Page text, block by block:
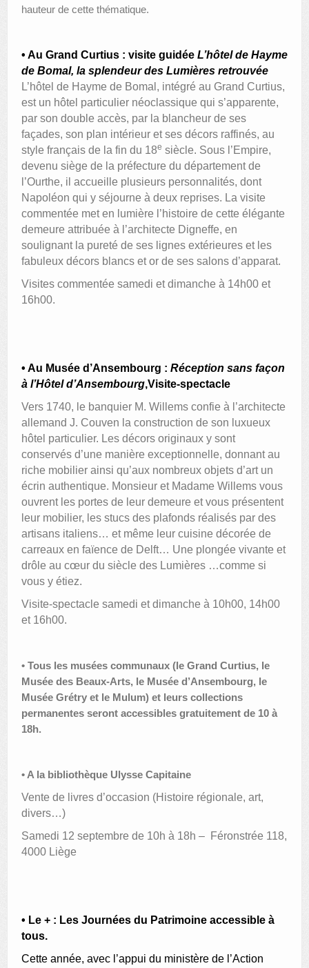
hauteur de cette thématique.
• Au Grand Curtius : visite guidée L’hôtel de Hayme
de Bomal, la splendeur des Lumières retrouvée
L’hôtel de Hayme de Bomal, intégré au Grand Curtius,
est un hôtel particulier néoclassique qui s’apparente,
par son double accès, par la blancheur de ses
façades, son plan intérieur et ses décors raffinés, au
style français de la fin du 18e siècle. Sous l’Empire,
devenu siège de la préfecture du département de
l’Ourthe, il accueille plusieurs personnalités, dont
Napoléon qui y séjourne à deux reprises. La visite
commentée met en lumière l’histoire de cette élégante
demeure attribuée à l’architecte Digneffe, en
soulignant la pureté de ses lignes extérieures et les
fabuleux décors blancs et or de ses salons d’apparat.
Visites commentée samedi et dimanche à 14h00 et
16h00.
• Au Musée d’Ansembourg : Réception sans façon
à l’Hôtel d’Ansembourg,Visite-spectacle
Vers 1740, le banquier M. Willems confie à l’architecte
allemand J. Couven la construction de son luxueux
hôtel particulier. Les décors originaux y sont
conservés d’une manière exceptionnelle, donnant au
riche mobilier ainsi qu’aux nombreux objets d’art un
écrin authentique. Monsieur et Madame Willems vous
ouvrent les portes de leur demeure et vous présentent
leur mobilier, les stucs des plafonds réalisés par des
artisans italiens… et même leur cuisine décorée de
carreaux en faïence de Delft… Une plongée vivante et
drôle au cœur du siècle des Lumières …comme si
vous y étiez.
Visite-spectacle samedi et dimanche à 10h00, 14h00
et 16h00.
• Tous les musées communaux (le Grand Curtius, le
Musée des Beaux-Arts, le Musée d’Ansembourg, le
Musée Grétry et le Mulum) et leurs collections
permanentes seront accessibles gratuitement de 10 à
18h.
• A la bibliothèque Ulysse Capitaine
Vente de livres d’occasion (H istoire régionale, art,
divers…)
Samedi 12 septembre de 10h à 18h – Féronstrée 118,
4000 Liège
• Le + : Les Journées du Patrimoine accessible à
tous.
Cette année, avec l’appui du ministère de l’Action